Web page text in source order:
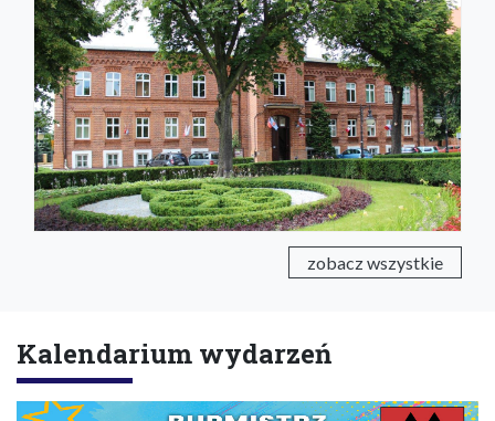
zobacz wszystkie
Kalendarium wydarzeń